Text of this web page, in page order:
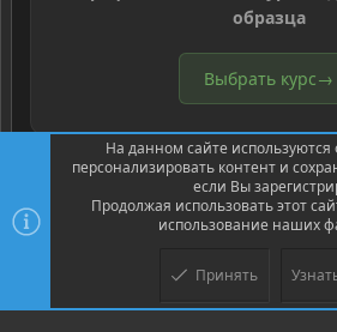
образца
Выбрать курс→
Community platform by XenForo ® © 2010-
© Jason Axelrod of 8WAYRUN
На данном сайте
персонализировать контент и
если Вы
Продолжая использовать этот
использование наших
Принять